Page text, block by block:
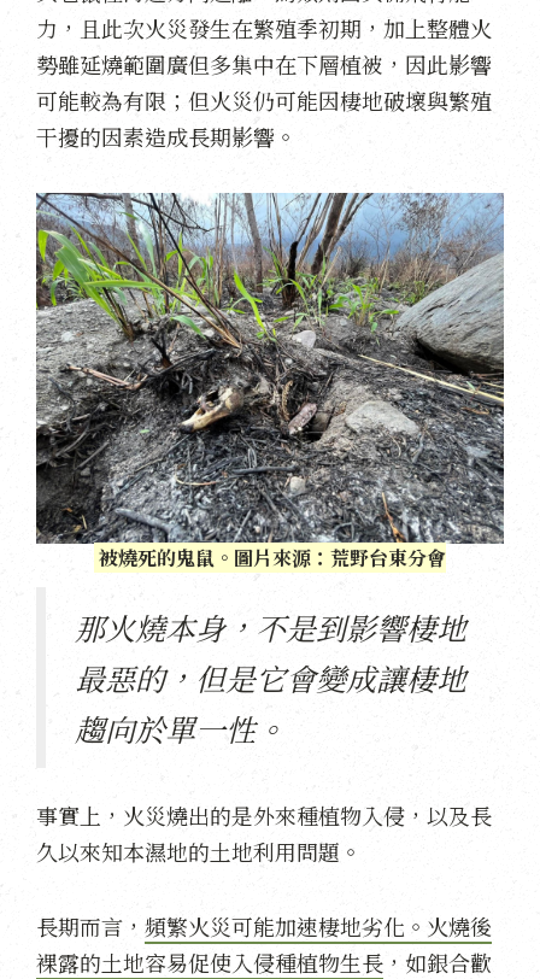
力，且此次火災發生在繁殖季初期，加上整體火
勢雖延燒範圍廣但多集中在下層植被，因此影響
可能較為有限；但火災仍可能因棲地破壞與繁殖
干擾的因素造成長期影響。
被燒死的鬼鼠。圖片來源：荒野台東分會
那火燒本身，不是到影響棲地
最惡的，但是它會變成讓棲地
趨向於單一性。
事實上，火災燒出的是外來種植物入侵，以及長
久以來知本濕地的土地利用問題。
長期而言， 頻繁火災可能加速棲地劣化。火燒後
裸露的土地容易促使入侵種植物生長 ，如銀合歡